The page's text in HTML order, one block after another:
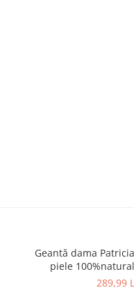
Geantă dama
piele
289,99